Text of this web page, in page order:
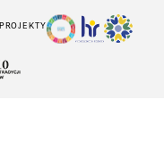
PROJEKTY